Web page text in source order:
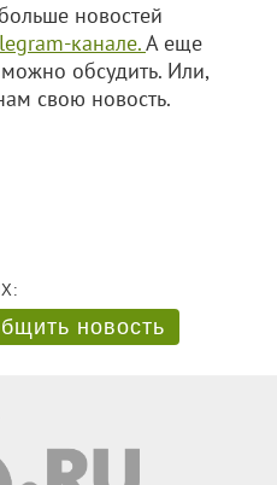
новостей
канале.А еще
обсудить. Или,
свою новость.
новость